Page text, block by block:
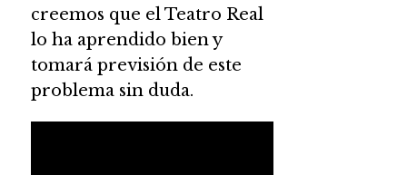
creemos que el Teatro Real
lo ha aprendido bien y
tomará previsión de este
problema sin duda.